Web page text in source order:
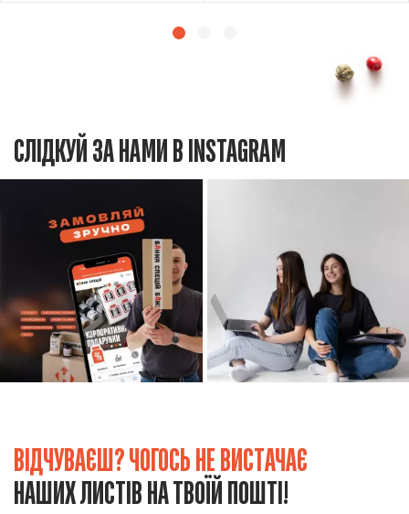
СЛІДКУЙ ЗА НАМИ В INSTAGRAM
ВІДЧУВАЄШ? ЧОГОСЬ НЕ ВИСТАЧАЄ
НАШИХ ЛИСТІВ НА ТВОЇЙ ПОШТІ!